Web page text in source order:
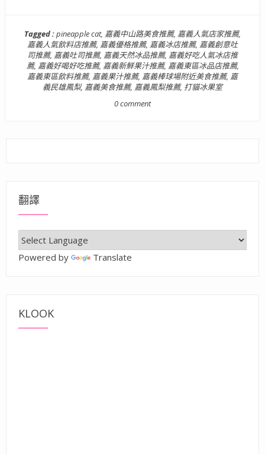
Tagged :pineapple cat, 嘉義中山路美食推薦, 嘉義人氣店家推薦,
嘉義人氣飲料店推薦, 嘉義優格推薦, 嘉義冰店推薦, 嘉義創意吐
司推薦, 嘉義吐司推薦, 嘉義天然冰品推薦, 嘉義好吃人氣冰店推
薦, 嘉義好喝好吃推薦, 嘉義新鮮果汁推薦, 嘉義東區冰品店推薦,
嘉義東區飲料推薦, 嘉義果汁推薦, 嘉義棒球場附近美食推薦, 嘉
義民雄鳳梨, 嘉義美食推薦, 嘉義鳳梨推薦, 打貓冰果室
0 comment
翻譯
Powered by Translate
KLOOK